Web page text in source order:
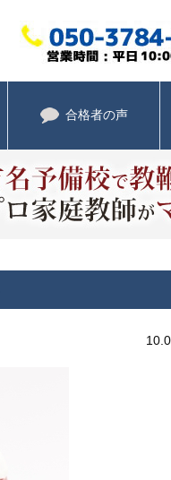
合格者の声